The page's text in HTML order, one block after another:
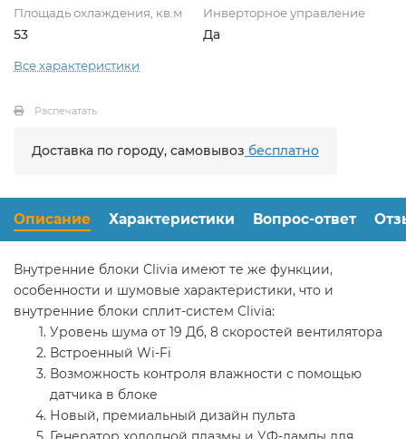
Площадь охлаждения, кв.м
53
Инверторное управление
Да
Все характеристики
Распечатать
Доставка по городу, самовывоз бесплатно
Описание Характеристики Вопрос-ответ
Внутренние блоки Clivia имеют те же функции,
особенности и шумовые характеристики, что и
внутренние блоки сплит-систем Clivia:
Уровень шума от 19 Дб, 8 скоростей вентилятора
Встроенный Wi-Fi
Возможность контроля влажности с помощью
датчика в блоке
Новый, премиальный дизайн пульта